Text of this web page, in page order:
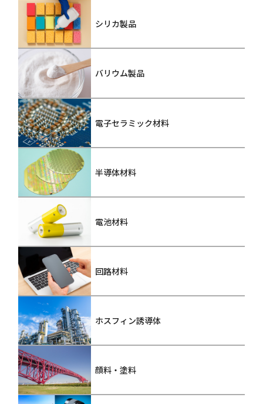
シリカ製品
バリウム製品
電子セラミック材料
半導体材料
電池材料
回路材料
ホスフィン誘導体
顔料・塗料